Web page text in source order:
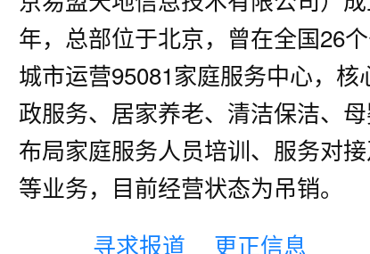
年，总部位于北京，曾在全国26
城市运营95081家庭服务中心，核
政服务、居家养老、清洁保洁、
布局家庭服务人员培训、服务对
等业务，目前经营状态为吊销。
寻求报道
更正信息